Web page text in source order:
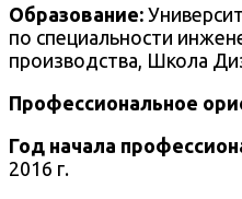
Образование:
по специальности
производства, Школа
Профессиональное
Год начала
2016 г.